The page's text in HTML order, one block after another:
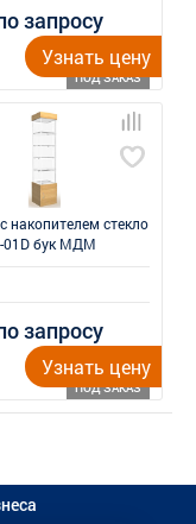
запросу
ПОД ЗАКАЗ
Узнать цену
накопителем стекло
01D бук МДМ
запросу
ПОД ЗАКАЗ
Узнать цену